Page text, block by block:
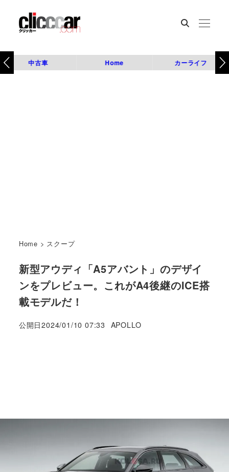
中古車 Home カーライフ
Home > スクープ
新型アウディ「A5アバント」のデザイ
ンをプレビュー。これがA4後継のICE搭
載モデルだ！
公開日2024/01/10 07:33
著
APOLLO